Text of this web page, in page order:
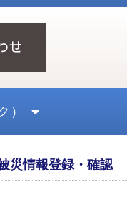
）
災情報登録・確認